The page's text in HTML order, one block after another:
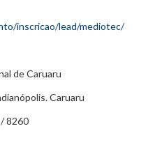
inscricao/lead/mediotec/
de Caruaru
Caruaru
8260